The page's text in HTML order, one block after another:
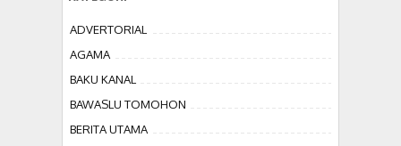
ADVERTORIAL
AGAMA
BAKU KANAL
BAWASLU TOMOHON
BERITA UTAMA